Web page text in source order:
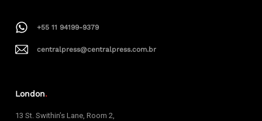
+55 11 94199-9379
centralpress@centralpress.com.br
London.
13 St. Swithin’s Lane, Room 2,